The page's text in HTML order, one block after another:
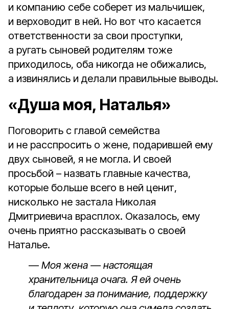
и компанию себе соберет из мальчишек,
и верховодит в ней. Но вот что касается
ответственности за свои проступки,
а ругать сыновей родителям тоже
приходилось, оба никогда не обижались,
а извинялись и делали правильные выводы.
«Душа моя, Наталья»
Поговорить с главой семейства
и не расспросить о жене, подарившей ему
двух сыновей, я не могла. И своей
просьбой – назвать главные качества,
которые больше всего в ней ценит,
нисколько не застала Николая
Дмитриевича врасплох. Оказалось, ему
очень приятно рассказывать о своей
Наталье.
— Моя жена — настоящая
хранительница очага. Я ей очень
благодарен за понимание, поддержку